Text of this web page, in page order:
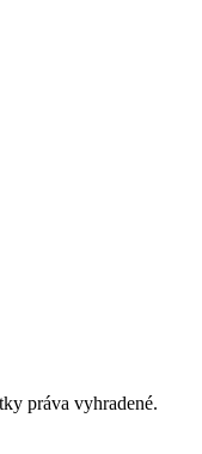
práva vyhradené.